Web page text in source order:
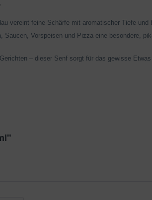
vereint feine Schärfe mit aromatischer Tiefe
Vorspeisen und Pizza eine besondere,
– dieser Senf sorgt für das gewisse